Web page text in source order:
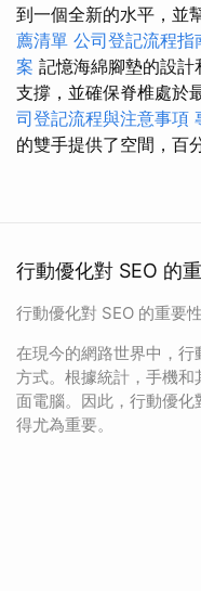
到一個全新的水平，並
薦清單 公司登記流程指
案 記憶海綿腳墊的設
支撐，並確保脊椎處於
司登記流程與注意事項
的雙手提供了空間，百
行動優化對 SEO 的
行動優化對 SEO 的重要
在現今的網路世界中，
方式。根據統計，手機
面電腦。因此，行動優
得尤為重要。